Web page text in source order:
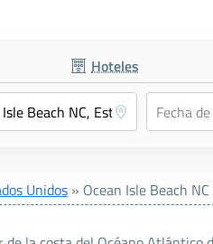
Hoteles
Unidos » Ocean Isle Beach NC